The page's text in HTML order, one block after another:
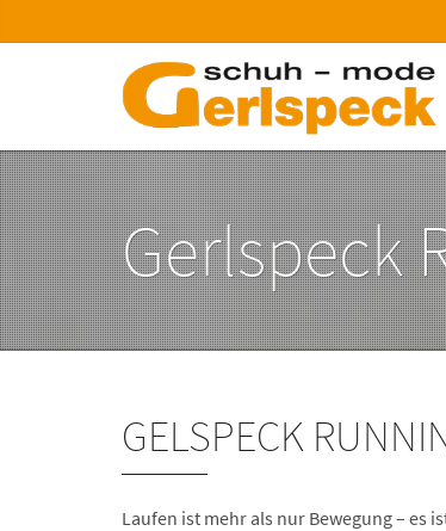
Gerlspeck
GELSPECK
Laufen ist mehr als nur Bewegung – es